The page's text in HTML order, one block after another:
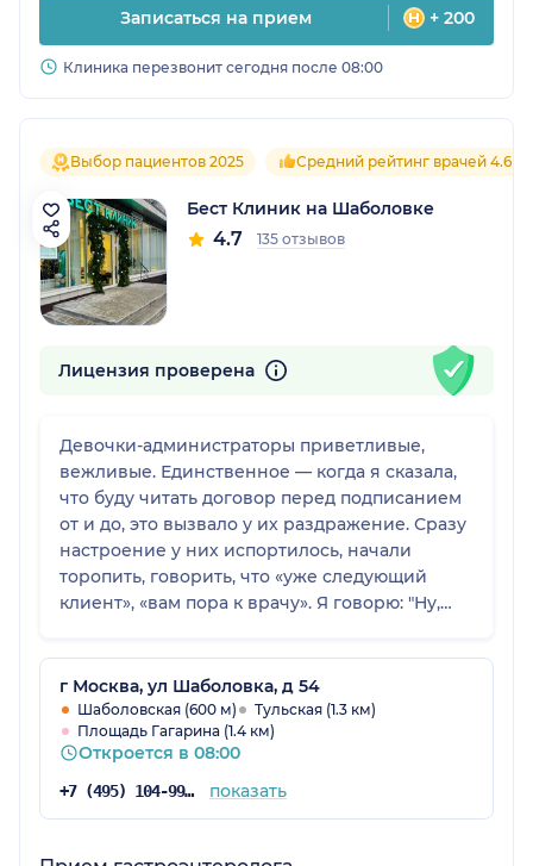
Записаться на прием + 200
Клиника перезвонит сегодня после 08:00
Выбор пациентов 2025 Средний рейтинг врачей 4.6
Бест Клиник на Шаболовке
4.7 135 отзывов
Лицензия проверена
Девочки-администраторы приветливые,
вежливые. Единственное — когда я сказала,
что буду читать договор перед подписанием
от и до, это вызвало у их раздражение. Сразу
настроение у них испортилось, начали
торопить, говорить, что «уже следующий
клиент», «вам пора к врачу». Я говорю: "Ну,
договор, невозможно его подписывать, это
документ". А так все прекрасно в клинике.
Наверное, им стоит просто предупреждать
пациентов, чтобы приходили заранее, так как
нужно подписывать документы; клиент имеет
право, сколько ему нужно, изучать договор.
г Москва, ул Шаболовка, д 54
Шаболовская (600 м)
Тульская (1.3 км)
Площадь Гагарина (1.4 км)
Откроется в 08:00
+7 (495) 104-99-85 показать